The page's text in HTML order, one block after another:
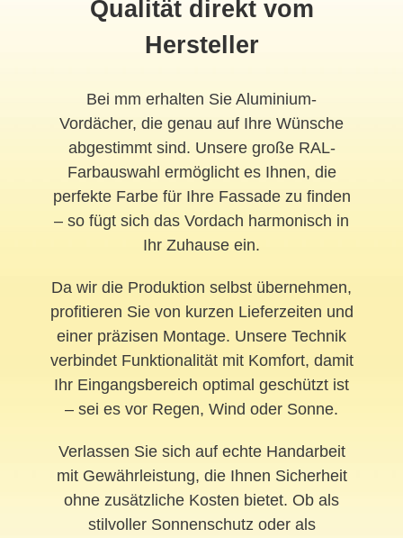
Qualität direkt vom
Hersteller
Bei mm erhalten Sie Aluminium-
Vordächer, die genau auf Ihre Wünsche
abgestimmt sind. Unsere große RAL-
Farbauswahl ermöglicht es Ihnen, die
perfekte Farbe für Ihre Fassade zu finden
– so fügt sich das Vordach harmonisch in
Ihr Zuhause ein.
Da wir die Produktion selbst übernehmen,
profitieren Sie von kurzen Lieferzeiten und
einer präzisen Montage. Unsere Technik
verbindet Funktionalität mit Komfort, damit
Ihr Eingangsbereich optimal geschützt ist
– sei es vor Regen, Wind oder Sonne.
Verlassen Sie sich auf echte Handarbeit
mit Gewährleistung, die Ihnen Sicherheit
ohne zusätzliche Kosten bietet. Ob als
stilvoller Sonnenschutz oder als